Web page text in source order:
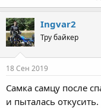
Ingvar2
Тру байкер
18 Сен 2019
Самка самцу после
и пыталась откусить.